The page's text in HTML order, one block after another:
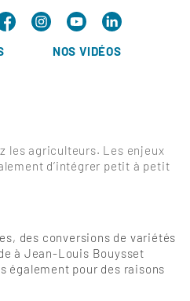
NOS VIDÉOS
les agriculteurs. Les enjeux
d’intégrer petit à petit
des conversions de variétés
à Jean-Louis Bouysset
également pour des raisons